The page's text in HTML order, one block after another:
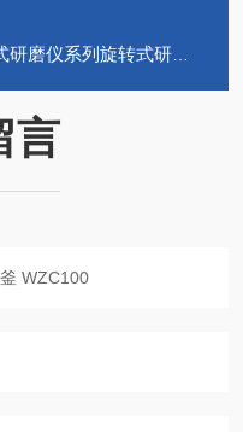
仪系列旋转式研磨仪*
言